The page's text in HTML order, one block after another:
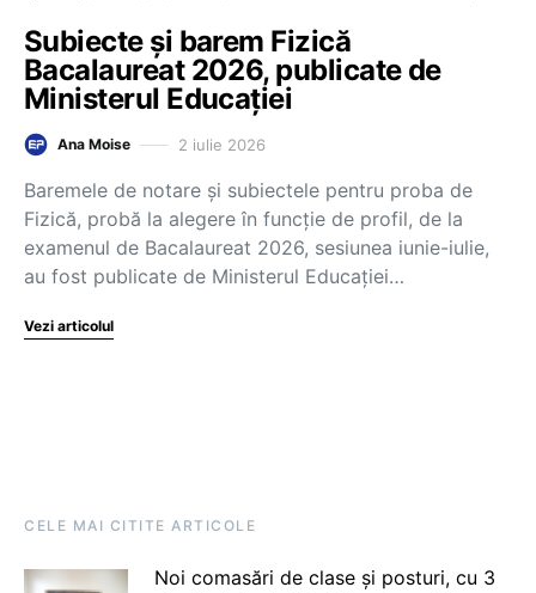
Subiecte și barem Fizică
Bacalaureat 2026, publicate de
Ministerul Educației
Ana Moise 2 iulie 2026
Baremele de notare și subiectele pentru proba de
Fizică, probă la alegere în funcție de profil, de la
examenul de Bacalaureat 2026, sesiunea iunie-iulie,
au fost publicate de Ministerul Educației…
Vezi articolul
CELE MAI CITITE ARTICOLE
Noi comasări de clase și posturi, cu 3